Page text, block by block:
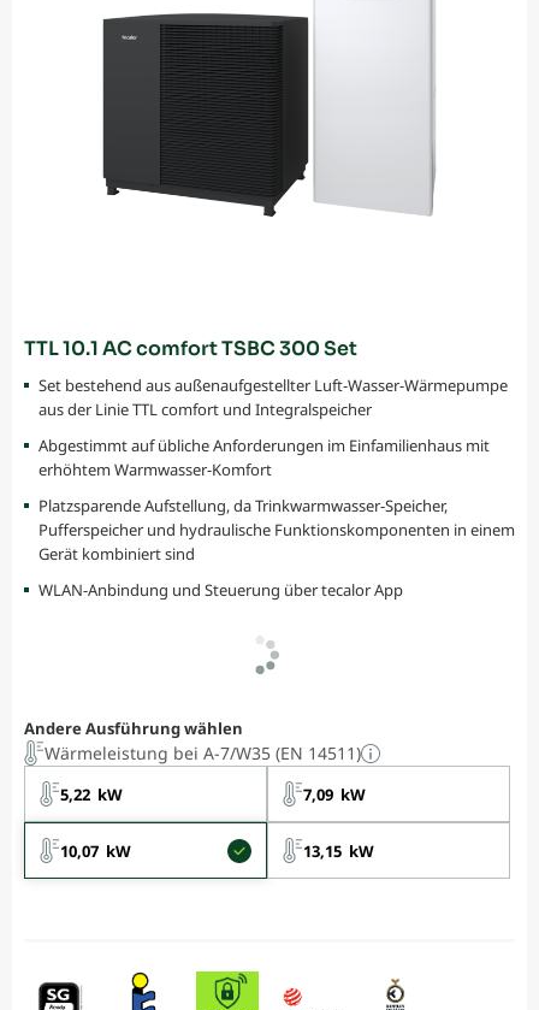
TTL 10.1 AC comfort TSBC 300 Set
Set bestehend aus außenaufgestellter Luft-Wasser-Wärmepumpe
aus der Linie TTL comfort und Integralspeicher
Abgestimmt auf übliche Anforderungen im Einfamilienhaus mit
erhöhtem Warmwasser-Komfort
Platzsparende Aufstellung, da Trinkwarmwasser-Speicher,
Pufferspeicher und hydraulische Funktionskomponenten in einem
Gerät kombiniert sind
WLAN-Anbindung und Steuerung über tecalor App
Andere Ausführung wählen
Wärmeleistung bei A-7/W35 (EN 14511)
5,22 kW 7,09 kW
10,07 kW 13,15 kW